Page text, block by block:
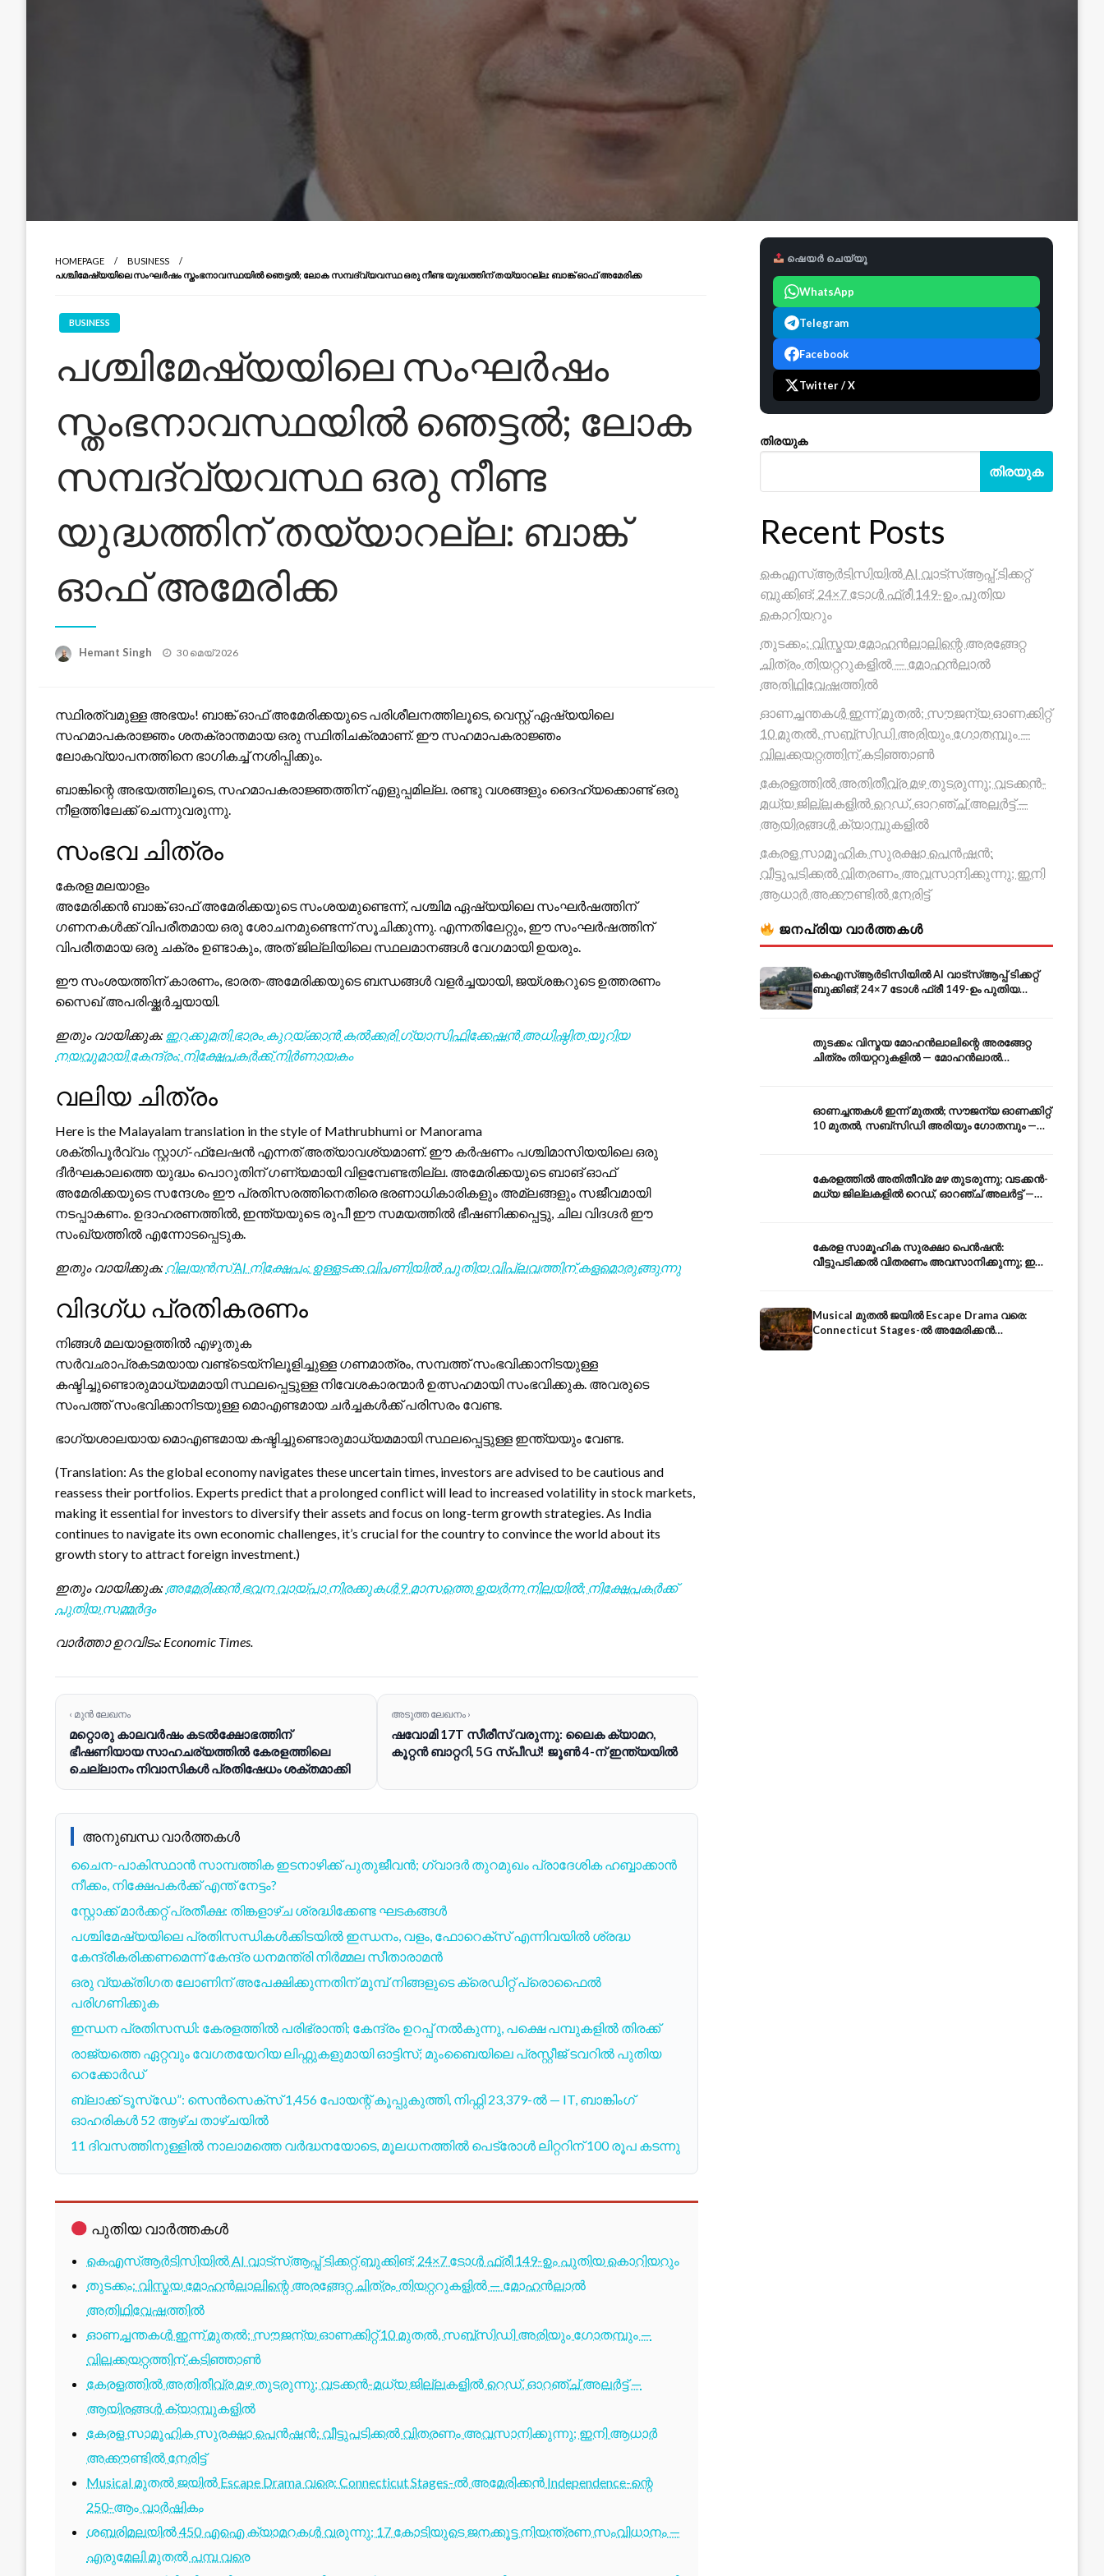
HOMEPAGE
BUSINESS
പശ്ചിമേഷ്യയിലെ സംഘർഷം സ്തംഭനാവസ്ഥയിൽ ഞെട്ടൽ; ലോക സമ്പദ്‌വ്യവസ്ഥ ഒരു നീണ്ട യുദ്ധത്തിന് തയ്യാറല്ല: ബാങ്ക് ഓഫ് അമേരിക്ക
BUSINESS
പശ്ചിമേഷ്യയിലെ സംഘർഷം
സ്തംഭനാവസ്ഥയിൽ ഞെട്ടൽ; ലോക
സമ്പദ്‌വ്യവസ്ഥ ഒരു നീണ്ട
യുദ്ധത്തിന് തയ്യാറല്ല: ബാങ്ക്
ഓഫ് അമേരിക്ക
Hemant Singh
Posted
30 മെയ്‌ 2026
സ്ഥിരത്വമുള്ള അഭയം! ബാങ്ക് ഓഫ് അമേരിക്കയുടെ പരിശീലനത്തിലൂടെ, വെസ്റ്റ് ഏഷ്യയിലെ
സഹമാപകരാജ്ഞം ശതക്രാന്തമായ ഒരു സ്ഥിതിചക്രമാണ്. ഈ സഹമാപകരാജ്ഞം
ലോകവ്യാപനത്തിനെ ഭാഗികച്ച് നശിപ്പിക്കും.
ബാങ്കിന്റെ അഭയത്തിലൂടെ, സഹമാപകരാജ്ഞത്തിന് എളുപ്പമില്ല. രണ്ടു വശങ്ങളും ദൈഹ്യക്കൊണ്ട് ഒരു
നീളത്തിലേക്ക് ചെന്നുവരുന്നു.
സംഭവ ചിത്രം
കേരള മലയാളം
അമേരിക്കൻ ബാങ്ക് ഓഫ് അമേരിക്കയുടെ സംശയമുണ്ടെന്ന്, പശ്ചിമ ഏഷ്യയിലെ സംഘർഷത്തിന്
ഗണനകൾക്ക് വിപരീതമായ ഒരു ശോചനമുണ്ടെന്ന് സൂചിക്കുന്നു. എന്നതിലേറ്റും, ഈ സംഘർഷത്തിന്
വിപരീതമായ ഒരു ചക്രം ഉണ്ടാകും, അത് ജില്ലിയിലെ സ്ഥലമാനങ്ങൾ വേഗമായി ഉയരും.
ഈ സംശയത്തിന് കാരണം, ഭാരത-അമേരിക്കയുടെ ബന്ധങ്ങൾ വളർച്ചയായി, ജയ്‌ശങ്കറുടെ ഉത്തരണം
സൈഖ് അപരിഷ്ക്കർച്ചയായി.
ഇതും വായിക്കുക: ഇറക്കുമതി ഭാരം കുറയ്ക്കാൻ കൽക്കരി ഗ്യാസിഫിക്കേഷൻ അധിഷ്ഠിത യൂറിയ
നയവുമായി കേന്ദ്രം; നിക്ഷേപകർക്ക് നിർണായകം
വലിയ ചിത്രം
Here is the Malayalam translation in the style of Mathrubhumi or Manorama
ശക്തിപൂര്‍വ്വം സ്റ്റാഗ്-ഫ്ലേഷൻ എന്നത് അത്യാവശ്യമാണ്. ഈ കർഷണം പശ്ചിമാസിയയിലെ ഒരു
ദീർഘകാലത്തെ യുദ്ധം പൊറുതിന് ഗണ്യമായി വിളമ്പേണ്ടതില്ല. അമേരിക്കയുടെ ബാങ് ഓഫ്
അമേരിക്കയുടെ സന്ദേശം ഈ പ്രതിസരത്തിനെതിരെ ഭരണാധികാരികളും അമ്ലങ്ങളും സജീവമായി
നടപ്പാകണം. ഉദാഹരണത്തില്‍, ഇന്ത്യയുടെ രുപീ ഈ സമയത്തില്‍ ഭീഷണിക്കപ്പെട്ടു, ചില വിദഗ്ദര്‍ ഈ
സംഖ്യത്തില്‍ എന്നോടപ്പെടുക.
ഇതും വായിക്കുക: റിലയൻസ് AI നിക്ഷേപം: ഉള്ളടക്ക വിപണിയിൽ പുതിയ വിപ്ലവത്തിന് കളമൊരുങ്ങുന്നു
വിദഗ്ധ പ്രതികരണം
നിങ്ങൾ മലയാളത്തിൽ എഴുതുക
സര്‍വഛാപ്രകടമയായ വണ്ട്ടെയ്നിലൂളിച്ചുള്ള ഗണമാത്രം, സമ്പത്ത് സംഭവിക്കാനിടയുള്ള
കഷ്ടിച്ചുണ്ടൊരുമാധ്യമമായി സ്ഥലപ്പെട്ടുള്ള നിവേശകാരന്മാർ ഉത്സഹമായി സംഭവിക്കുക. അവരുടെ
സംപത്ത് സംഭവിക്കാനിടയുള്ള മൊഎണ്ടമായ ചര്‍ച്ചകൾക്ക് പരിസരം വേണ്ട.
ഭാഗ്യശാലയായ മൊഎണ്ടമായ കഷ്ടിച്ചുണ്ടൊരുമാധ്യമമായി സ്ഥലപ്പെട്ടുള്ള ഇന്ത്യയും വേണ്ട.
(Translation: As the global economy navigates these uncertain times, investors are advised to be cautious and
reassess their portfolios. Experts predict that a prolonged conflict will lead to increased volatility in stock markets,
making it essential for investors to diversify their assets and focus on long-term growth strategies. As India
continues to navigate its own economic challenges, it’s crucial for the country to convince the world about its
growth story to attract foreign investment.)
ഇതും വായിക്കുക: അമേരിക്കൻ ഭവന വായ്പാ നിരക്കുകൾ 9 മാസത്തെ ഉയർന്ന നിലയിൽ; നിക്ഷേപകർക്ക്
പുതിയ സമ്മർദ്ദം
വാർത്താ ഉറവിടം: Economic Times.
‹ മുൻ ലേഖനം
മറ്റൊരു കാലവർഷം കടൽക്ഷോഭത്തിന്
ഭീഷണിയായ സാഹചര്യത്തിൽ കേരളത്തിലെ
ചെല്ലാനം നിവാസികൾ പ്രതിഷേധം ശക്തമാക്കി
അടുത്ത ലേഖനം ›
ഷവോമി 17T സീരീസ് വരുന്നു: ലൈക ക്യാമറ,
കൂറ്റൻ ബാറ്ററി, 5G സ്പീഡ്! ജൂൺ 4-ന് ഇന്ത്യയിൽ
അനുബന്ധ വാർത്തകൾ
ചൈന-പാകിസ്ഥാൻ സാമ്പത്തിക ഇടനാഴിക്ക് പുതുജീവൻ; ഗ്വാദർ തുറമുഖം പ്രാദേശിക ഹബ്ബാക്കാൻ
നീക്കം, നിക്ഷേപകർക്ക് എന്ത് നേട്ടം?
സ്റ്റോക്ക് മാർക്കറ്റ് പ്രതീക്ഷ: തിങ്കളാഴ്ച ശ്രദ്ധിക്കേണ്ട ഘടകങ്ങൾ
പശ്ചിമേഷ്യയിലെ പ്രതിസന്ധികൾക്കിടയിൽ ഇന്ധനം, വളം, ഫോറെക്സ് എന്നിവയിൽ ശ്രദ്ധ
കേന്ദ്രീകരിക്കണമെന്ന് കേന്ദ്ര ധനമന്ത്രി നിർമ്മല സീതാരാമൻ
ഒരു വ്യക്തിഗത ലോണിന് അപേക്ഷിക്കുന്നതിന് മുമ്പ് നിങ്ങളുടെ ക്രെഡിറ്റ് പ്രൊഫൈൽ
പരിഗണിക്കുക
ഇന്ധന പ്രതിസന്ധി: കേരളത്തിൽ പരിഭ്രാന്തി; കേന്ദ്രം ഉറപ്പ് നൽകുന്നു, പക്ഷെ പമ്പുകളിൽ തിരക്ക്
രാജ്യത്തെ ഏറ്റവും വേഗതയേറിയ ലിഫ്റ്റുകളുമായി ഓട്ടിസ്; മുംബൈയിലെ പ്രസ്റ്റീജ് ടവറിൽ പുതിയ
റെക്കോർഡ്
ബ്ലാക്ക് ടൂസ്ഡേ”: സെൻസെക്സ് 1,456 പോയന്റ് കൂപ്പുകുത്തി, നിഫ്റ്റി 23,379-ൽ — IT, ബാങ്കിംഗ്
ഓഹരികൾ 52 ആഴ്ച താഴ്ചയിൽ
11 ദിവസത്തിനുള്ളിൽ നാലാമത്തെ വർദ്ധനയോടെ, മൂലധനത്തിൽ പെട്രോൾ ലിറ്ററിന് 100 രൂപ കടന്നു
പുതിയ വാർത്തകൾ
കെഎസ്ആർടിസിയിൽ AI വാട്സ്ആപ്പ് ടിക്കറ്റ് ബുക്കിങ്; 24×7 ടോൾ ഫ്രീ 149-ഉം പുതിയ കൊറിയറും
തുടക്കം: വിസ്മയ മോഹൻലാലിന്റെ അരങ്ങേറ്റ ചിത്രം തിയറ്ററുകളിൽ — മോഹൻലാൽ
അതിഥിവേഷത്തിൽ
ഓണച്ചന്തകൾ ഇന്ന് മുതൽ; സൗജന്യ ഓണക്കിറ്റ് 10 മുതൽ, സബ്സിഡി അരിയും ഗോതമ്പും —
വിലക്കയറ്റത്തിന് കടിഞ്ഞാൺ
കേരളത്തിൽ അതിതീവ്ര മഴ തുടരുന്നു; വടക്കൻ-മധ്യ ജില്ലകളിൽ റെഡ്, ഓറഞ്ച് അലർട്ട് —
ആയിരങ്ങൾ ക്യാമ്പുകളിൽ
കേരള സാമൂഹിക സുരക്ഷാ പെൻഷൻ: വീട്ടുപടിക്കൽ വിതരണം അവസാനിക്കുന്നു; ഇനി ആധാർ
അക്കൗണ്ടിൽ നേരിട്ട്
Musical മുതൽ ജയിൽ Escape Drama വരെ: Connecticut Stages-ൽ അമേരിക്കൻ Independence-ന്റെ
250-ആം വാർഷികം
ശബരിമലയിൽ 450 എഐ ക്യാമറകൾ വരുന്നു; 17 കോടിയുടെ ജനക്കൂട്ട നിയന്ത്രണ സംവിധാനം —
എരുമേലി മുതൽ പമ്പ വരെ
ഷെയർ ചെയ്യൂ
WhatsApp
Telegram
Facebook
Twitter / X
തിരയുക
തിരയുക
Recent Posts
കെഎസ്ആർടിസിയിൽ AI വാട്സ്ആപ്പ് ടിക്കറ്റ്
ബുക്കിങ്; 24×7 ടോൾ ഫ്രീ 149-ഉം പുതിയ
കൊറിയറും
തുടക്കം: വിസ്മയ മോഹൻലാലിന്റെ അരങ്ങേറ്റ
ചിത്രം തിയറ്ററുകളിൽ — മോഹൻലാൽ
അതിഥിവേഷത്തിൽ
ഓണച്ചന്തകൾ ഇന്ന് മുതൽ; സൗജന്യ ഓണക്കിറ്റ്
10 മുതൽ, സബ്സിഡി അരിയും ഗോതമ്പും —
വിലക്കയറ്റത്തിന് കടിഞ്ഞാൺ
കേരളത്തിൽ അതിതീവ്ര മഴ തുടരുന്നു; വടക്കൻ-
മധ്യ ജില്ലകളിൽ റെഡ്, ഓറഞ്ച് അലർട്ട് —
ആയിരങ്ങൾ ക്യാമ്പുകളിൽ
കേരള സാമൂഹിക സുരക്ഷാ പെൻഷൻ:
വീട്ടുപടിക്കൽ വിതരണം അവസാനിക്കുന്നു; ഇനി
ആധാർ അക്കൗണ്ടിൽ നേരിട്ട്
ജനപ്രിയ വാർത്തകൾ
കെഎസ്ആർടിസിയിൽ AI വാട്സ്ആപ്പ് ടിക്കറ്റ്
ബുക്കിങ്; 24×7 ടോൾ ഫ്രീ 149-ഉം പുതിയ
തുടക്കം: വിസ്മയ മോഹൻലാലിന്റെ അരങ്ങേറ്റ
ചിത്രം തിയറ്ററുകളിൽ — മോഹൻലാൽ
ഓണച്ചന്തകൾ ഇന്ന് മുതൽ; സൗജന്യ ഓണക്കിറ്റ്
10 മുതൽ, സബ്സിഡി അരിയും ഗോതമ്പും —
കേരളത്തിൽ അതിതീവ്ര മഴ തുടരുന്നു; വടക്കൻ-
മധ്യ ജില്ലകളിൽ റെഡ്, ഓറഞ്ച് അലർട്ട് —
കേരള സാമൂഹിക സുരക്ഷാ പെൻഷൻ:
വീട്ടുപടിക്കൽ വിതരണം അവസാനിക്കുന്നു; ഇനി
Musical മുതൽ ജയിൽ Escape Drama വരെ:
Connecticut Stages-ൽ അമേരിക്കൻ